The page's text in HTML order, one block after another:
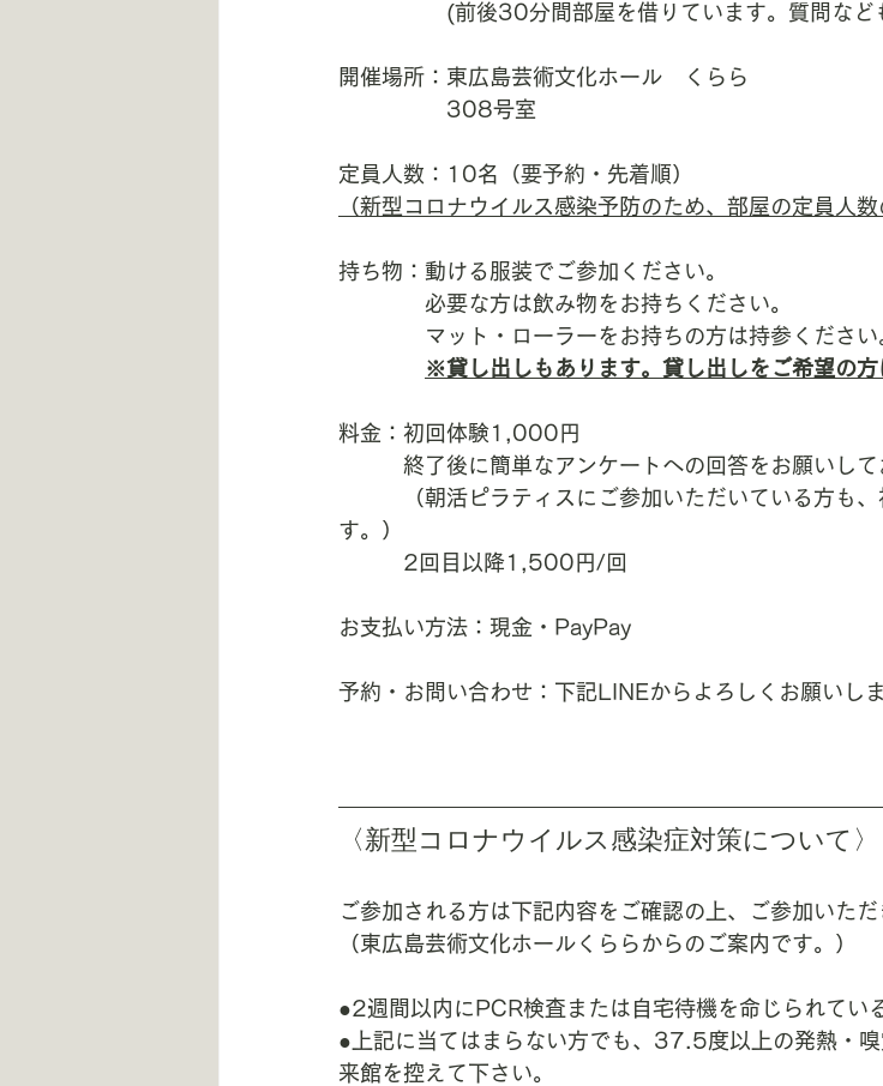
(前後30分間部屋を借りています。質問なども
開催場所：東広島芸術文化ホール　くらら
308号室
定員人数：10名（要予約・先着順）
（新型コロナウイルス感染予防のため、部屋の定員人
持ち物：動ける服装でご参加ください。
必要な方は飲み物をお持ちください。
マット・ローラーをお持ちの方は持参ください
※貸し出しもあります。貸し出しをご希望の方
料金：初回体験1,000円
終了後に簡単なアンケートへの回答をお願いして
（朝活ピラティスにご参加いただいている方も、
す。）
2回目以降1,500円/回
お支払い方法：現金・PayPay
予約・お問い合わせ：下記LINEからよろしくお願いしま
〈新型コロナウイルス感染症対策について〉
ご参加される方は下記内容をご確認の上、ご参加いた
（東広島芸術文化ホールくららからのご案内です。）
●2週間以内にPCR検査または自宅待機を命じられてい
●上記に当てはまらない方でも、37.5度以上の発熱・
来館を控えて下さい。